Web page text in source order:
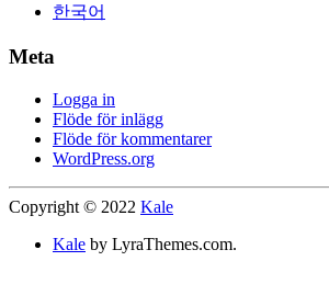
한국어
Meta
Logga in
Flöde för inlägg
Flöde för kommentarer
WordPress.org
Copyright © 2022 Kale
Kale by LyraThemes.com.